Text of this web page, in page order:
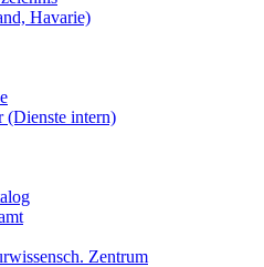
Havarie)
(Dienste intern)
Zentrum